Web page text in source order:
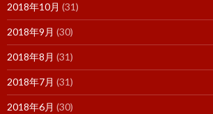
2018年10月 (31)
2018年9月 (30)
2018年8月 (31)
2018年7月 (31)
2018年6月 (30)